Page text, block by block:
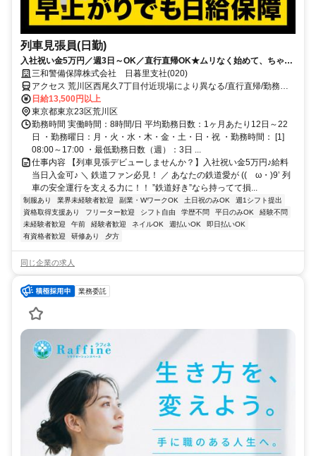
列車見張員(日勤)
入社祝い金5万円／週3日～OK／直行直帰OK★ムリなく始めて、ちゃん
と稼げる警備。
三和警備保障株式会社 日暮里支社(020)
アクセス 荒川区西尾久7丁目付近現場により異なる/直行直帰/勤務地
相談可■電話面接■来社不要
日給13,500円以上
東京都東京23区荒川区
勤務時間 実働時間：8時間/日 平均勤務日数：1ヶ月あたり12日～22
日 ・勤務曜日：月・火・水・木・金・土・日・祝 ・勤務時間： [1]
08:00～17:00 ・最低勤務日数（週）：3日 ...
仕事内容 【列車見張デビューしませんか？】入社祝い金5万円♪給料
当日入金可♪ ＼ 鉄道ファン必見！ ／ あなたの鉄道愛が ((ゝω・)9’ 列
車の安全運行を支える力に！！ ”鉄道好き”なら持ってて損...
制服あり 業界未経験者歓迎 副業・WワークOK 土日祝のみOK
週1シフト提出
資格取得支援あり
フリーター歓迎 シフト自由 学歴不問 平日のみOK
経験不問
未経験者歓迎
午前 経験者歓迎 ネイルOK 週払いOK
即日払いOK
有資格者歓迎
研修あり 夕方
同じ企業の求人
業務委託